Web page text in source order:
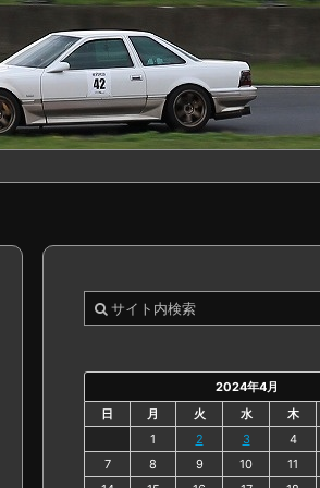
2024年4月
日
月 火 水 木
1
2 3 4
7
8 9 10 11